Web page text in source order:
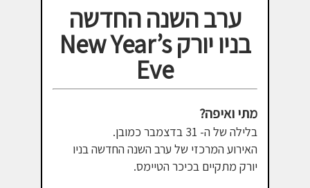
ערב השנה החדשה
בניו יורק New Year’s
Eve
בלילה של ה- 31 בדצמבר כמובן.
האירוע המרכזי של ערב השנה החדשה בניו
יורק מתקיים בכיכר הטיימס.
מתי ואיפה?